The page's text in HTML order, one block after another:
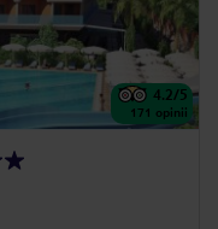
4.2/5
171 opinii